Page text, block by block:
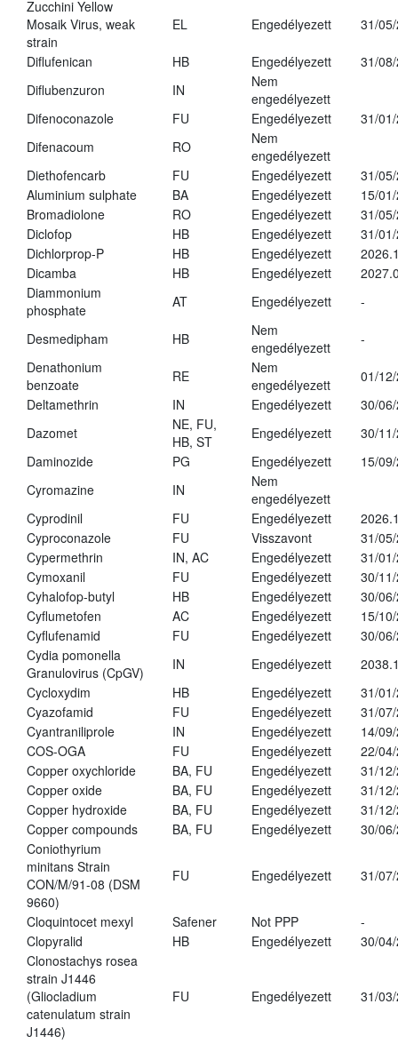
Zucchini Yellow
Mosaik Virus, weak
strain
EL Engedélyezett 31/
Diflufenican HB Engedélyezett
31/
Diflubenzuron
IN
Nem
engedélyezett
Difenoconazole
FU Engedélyezett
31/
Difenacoum
RO
Nem
engedélyezett
Diethofencarb
FU Engedélyezett
31/
Aluminium sulphate
BA Engedélyezett
15/
Bromadiolone
RO Engedélyezett
31/
Diclofop
HB Engedélyezett
31/
Dichlorprop-P
HB Engedélyezett
Dicamba
HB Engedélyezett
Diammonium
phosphate
AT Engedélyezett -
Desmedipham HB
Nem
engedélyezett
-
Denathonium
benzoate
RE
Nem
engedélyezett
01/
Deltamethrin
IN Engedélyezett
30/
Dazomet
NE, FU,
HB, ST
Engedélyezett
30/
Daminozide
PG Engedélyezett
15/
Cyromazine
IN
Nem
engedélyezett
Cyprodinil
FU Engedélyezett
Cyproconazole
FU Visszavont
31/
Cypermethrin
IN, AC Engedélyezett
31/
Cymoxanil
FU Engedélyezett
30/
Cyhalofop-butyl
HB Engedélyezett
30/
Cyflumetofen
AC Engedélyezett
15/
Cyflufenamid
FU Engedélyezett
30/
Cydia pomonella
Granulovirus (CpGV)
IN Engedélyezett
Cycloxydim
HB Engedélyezett
31/
Cyazofamid
FU Engedélyezett
31/
Cyantraniliprole
IN Engedélyezett
14/
COS-OGA
FU Engedélyezett
22/
Copper oxychloride
BA, FU Engedélyezett
31/
Copper oxide
BA, FU Engedélyezett
31/
Copper hydroxide
BA, FU Engedélyezett
31/
Copper compounds
BA, FU Engedélyezett
30/
Coniothyrium
minitans Strain
CON/M/91-08 (DSM
9660)
FU Engedélyezett 31/
Cloquintocet mexyl Safener Not PPP
-
Clopyralid
HB Engedélyezett
30/
Clonostachys rosea
strain J1446
(Gliocladium
catenulatum strain
J1446)
FU Engedélyezett 31/